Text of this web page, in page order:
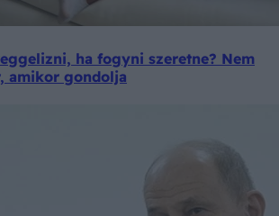
ha fogyni szeretne? Nem
amikor gondolja